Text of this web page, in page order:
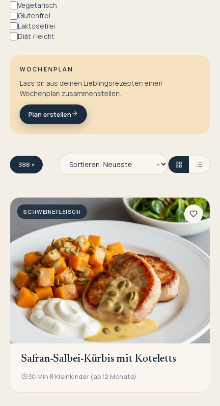
Vegetarisch
Glutenfrei
Laktosefrei
Diät / leicht
WOCHENPLAN
Lass dir aus deinen Lieblingsrezepten einen
Wochenplan zusammenstellen.
Plan erstellen
388 ×
SCHWEINEFLEISCH
Safran-Salbei-Kürbis mit Koteletts
30 Min Kleinkinder (ab 12 Monate)